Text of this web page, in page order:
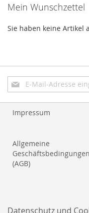
Mein Wunschzettel
Sie haben keine Artikel
Anmeldung
zum
Newsletter:
Impressum
Allgemeine
Geschäftsbedingungen
(AGB)
Datenschutz und